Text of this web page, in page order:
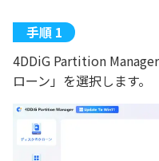
4DDiG Partition
ローン」を選択します。